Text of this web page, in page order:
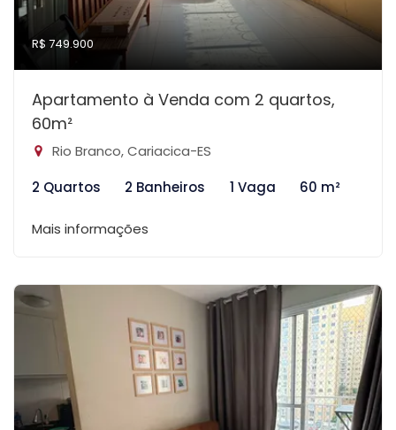
R$ 749.900
Apartamento à Venda com 2 quartos,
60m²
Rio Branco, Cariacica-ES
2 Quartos
2 Banheiros 1 Vaga 60 m²
Mais informações